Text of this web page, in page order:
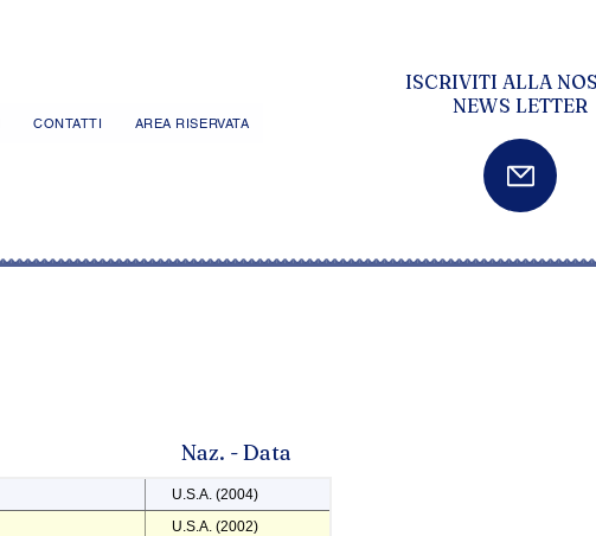
CONTATTI AREA RISERVATA
ISCRIVITI ALLA
NEWS LETTER
Naz. - Data
U.S.A. (2004)
U.S.A. (2002)